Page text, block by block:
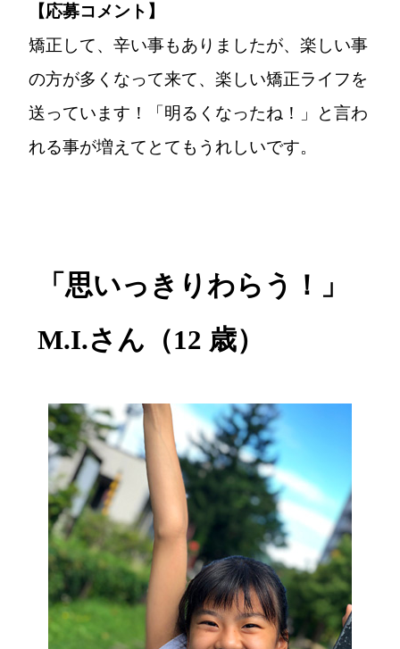
【応募コメント】
矯正して、辛い事もありましたが、楽しい事
の方が多くなって来て、楽しい矯正ライフを
送っています！「明るくなったね！」と言わ
れる事が増えてとてもうれしいです。
「思いっきりわらう！」
M.I.さん（12 歳）